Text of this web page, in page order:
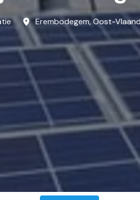
Erembodegem,Oost-